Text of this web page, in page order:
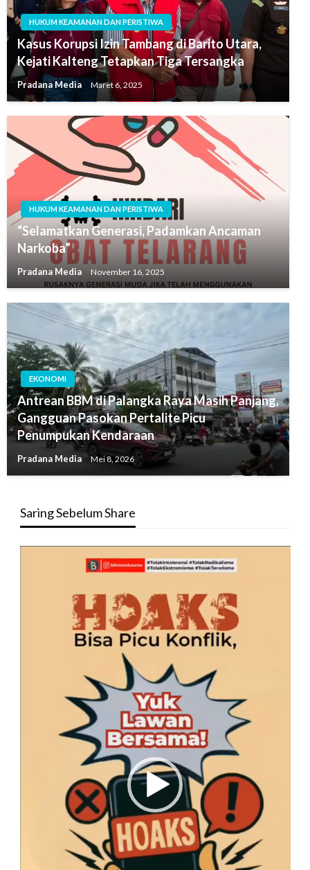
HUKUM KEAMANAN DAN PERISTIWA
Kasus Korupsi Izin Tambang di Barito Utara,
Kejati Kalteng Tetapkan Tiga Tersangka
Pradana Media Maret 6, 2025
HUKUM KEAMANAN DAN PERISTIWA
“Selamatkan Generasi, Padamkan Ancaman
Narkoba”
Pradana Media November 16, 2025
EKONOMI
Antrean BBM di Palangka Raya Masih Panjang,
Gangguan Pasokan Pertalite Picu
Penumpukan Kendaraan
Pradana Media Mei 8, 2026
Saring Sebelum Share